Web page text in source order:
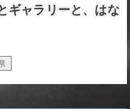
ギャラリーと、はな